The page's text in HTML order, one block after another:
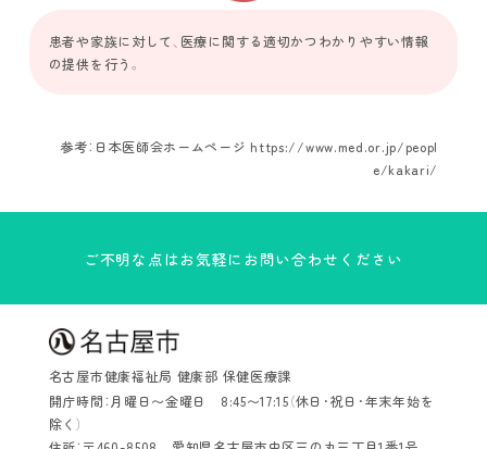
患者や家族に対して、医療に関する適切かつわかりやすい情報
の提供を行う。
参考：日本医師会ホームページ https://www.med.or.jp/peopl
e/kakari/
ご不明な点はお気軽にお問い合わせください
名古屋市健康福祉局 健康部 保健医療課
開庁時間：月曜日〜金曜日 8:45〜17:15（休日・祝日・年末年始を
除く）